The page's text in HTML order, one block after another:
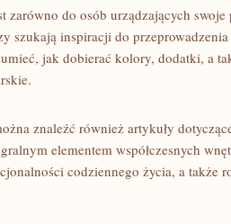
zarówno do osób urządzających
szukają inspiracji do
jak dobierać kolory, dodatki, a
znaleźć również artykuły
elementem współczesnych
codziennego życia, a także